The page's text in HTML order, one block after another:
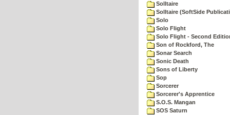
Solltaire
Solltaire (SoftSide
Solo
Solo Flight
Solo Flight - Second
Son of Rockford, The
Sonar Search
Sonic Death
Sons of Liberty
Sop
Sorcerer
Sorcerer's Apprentice
S.O.S. Mangan
SOS Saturn